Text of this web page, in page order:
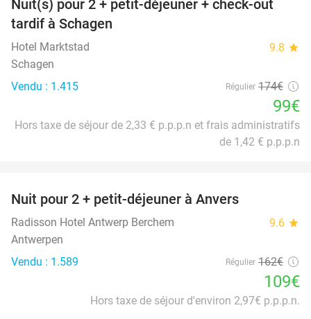
43%
Nuit(s) pour 2 + petit-déjeuner + check-out
tardif à Schagen
Hotel Marktstad 9.8 star
Schagen
Vendu : 1.415
Régulier 174€
99€
Hors taxe de séjour de 2,33 € p.p.p.n et frais administratifs
de 1,42 € p.p.p.n
Nuit pour 2 + petit-déjeuner à Anvers
Radisson Hotel Antwerp Berchem 9.6 star
Antwerpen
Vendu : 1.589
Régulier 162€
109€
Hors taxe de séjour d'environ 2,97€ p.p.p.n.